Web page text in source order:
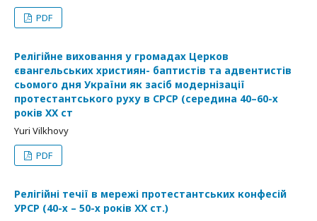
PDF
Релігійне виховання у громадах Церков
євангельських християн- баптистів та адвентистів
сьомого дня України як засіб модернізації
протестантського руху в СРСР (середина 40–60-х
років XX ст
Yuri Vilkhovy
PDF
Релігійні течії в мережі протестантських конфесій
УРСР (40-х – 50-х років ХХ ст.)